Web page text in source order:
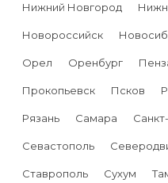
Нижний Новгород
Новороссийск
Орел Оренбург
Прокопьевск Псков
Рязань Самара
Севастополь
Ставрополь Сухум